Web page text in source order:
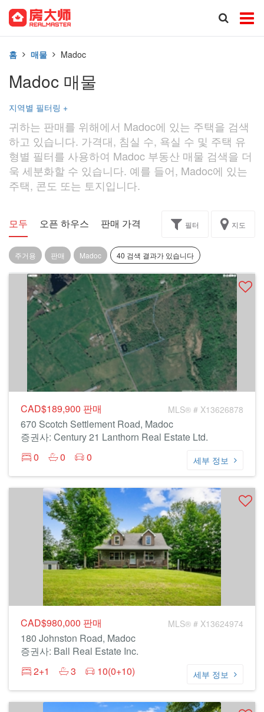
홈 매물 Madoc
Madoc 매물
지역별 필터링 +
귀하는 판매를 위해에서 Madoc에 있는 주택을 검색
하고 있습니다. 가격대, 침실 수, 욕실 수 및 주택 유
형별 필터를 사용하여 Madoc 부동산 매물 검색을 더
욱 세분화할 수 있습니다. 예를 들어, Madoc에 있는
주택, 콘도 또는 토지입니다.
모두 오픈 하우스 판매 가격 독점 과제
필터 지도
주거용 판매 Madoc 40 검색 결과가 있습니다
CAD$189,900 판매 MLS® # X13626878
670 Scotch Settlement Road, Madoc
증권사: Century 21 Lanthorn Real Estate Ltd.
0
0 0 세부 정보
CAD$980,000 판매 MLS® # X13624974
180 Johnston Road, Madoc
증권사: Ball Real Estate Inc.
2+1
3 10(0+10) 세부 정보